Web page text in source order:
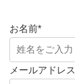
お名前*
メールアドレス